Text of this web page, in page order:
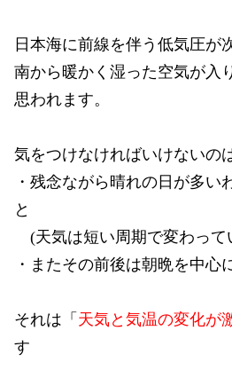
日本海に前線を伴う低気圧が
南から暖かく湿った空気が入
思われます。
気をつけなければいけないの
・残念ながら晴れの日が多い
と
(天気は短い周期で変わって
・またその前後は朝晩を中心
それは「 天気と気温の変化が
す